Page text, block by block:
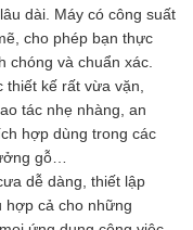
dài. Máy có công suất
cho phép bạn thực
chóng và chuẩn xác.
kế rất vừa vặn,
tác nhẹ nhàng, an
hợp dùng trong các
gỗ…
dễ dàng, thiết lập
hợp cả cho những